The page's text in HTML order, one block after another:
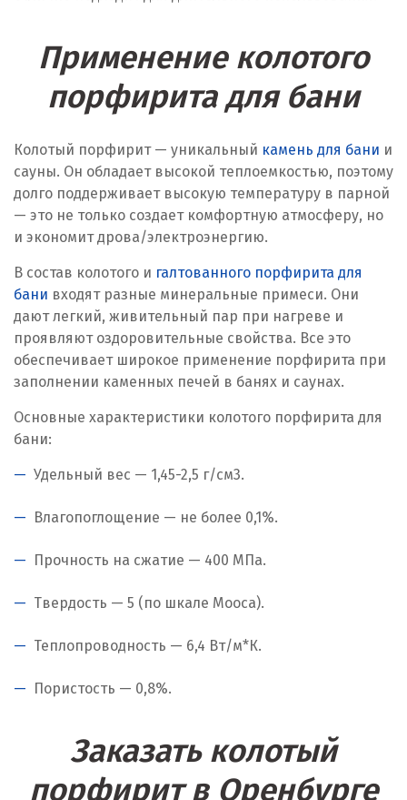
Применение колотого
порфирита для бани
Колотый порфирит — уникальный камень для бани и
сауны. Он обладает высокой теплоемкостью, поэтому
долго поддерживает высокую температуру в парной
— это не только создает комфортную атмосферу, но
и экономит дрова/электроэнергию.
В состав колотого и галтованного порфирита для
бани входят разные минеральные примеси. Они
дают легкий, живительный пар при нагреве и
проявляют оздоровительные свойства. Все это
обеспечивает широкое применение порфирита при
заполнении каменных печей в банях и саунах.
Основные характеристики колотого порфирита для
бани:
Удельный вес — 1,45-2,5 г/см3.
Влагопоглощение — не более 0,1%.
Прочность на сжатие — 400 МПа.
Твердость — 5 (по шкале Мооса).
Теплопроводность — 6,4 Вт/м*К.
Пористость — 0,8%.
Заказать колотый
порфирит в Оренбурге